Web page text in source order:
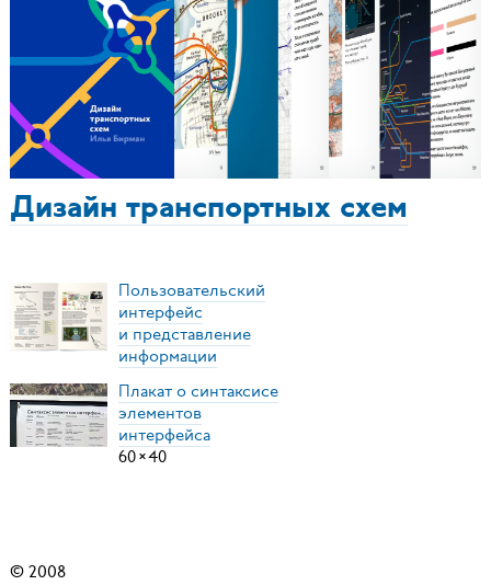
Дизайн транспортных схем
Пользовательский
интерфейс
и представление
информации
Плакат о синтаксисе
элементов
интерфейса
60×40
© 2008